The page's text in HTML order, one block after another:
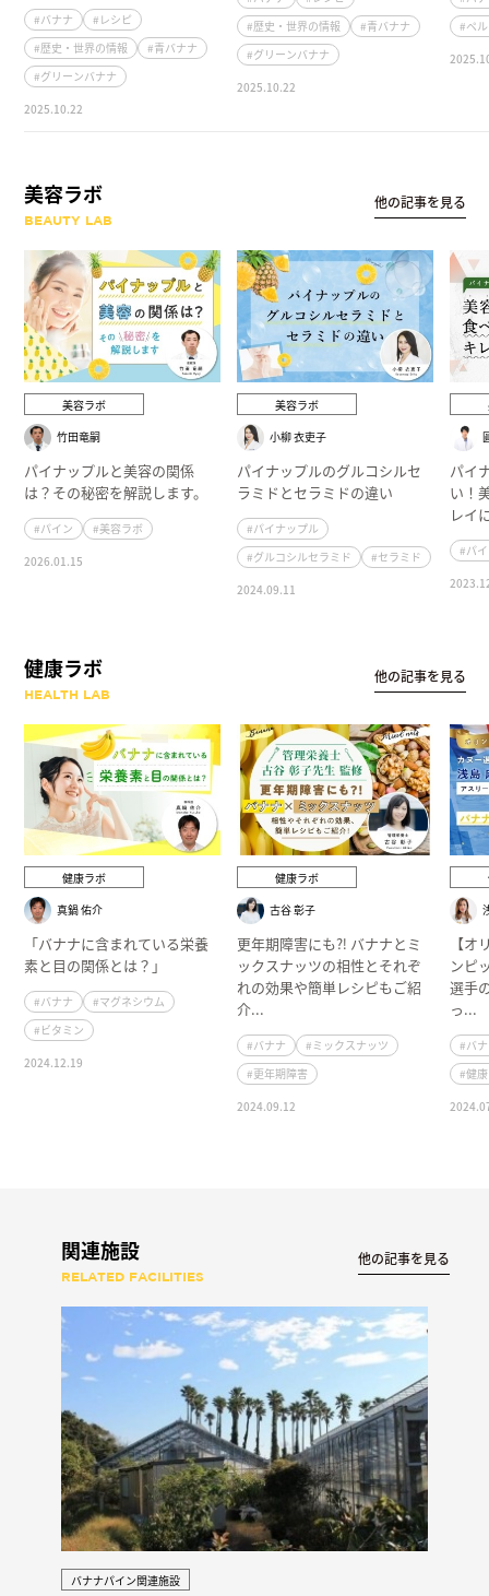
#バナナ
#レシピ
#歴史・世界の情報
#青バナナ
#グリーンバナナ
2025.10.22
#歴史・世界の情報
#青バナナ
#グリーンバナナ
2025.10.22
#ペ
美容ラボ
BEAUTY LAB
他の記事を見る
美容ラボ
竹田竜嗣
パイナップルと美容の関係
は？その秘密を解説します。
#パイン
#美容ラボ
2026.01.15
美容ラボ
小柳 衣吏子
パイナップルのグルコシルセ
ラミドとセラミドの違い
#パイナップル
#グルコシルセラミド
#セラミド
2024.09.11
パイ
い！
レイ
#パ
健康ラボ
HEALTH LAB
他の記事を見る
健康ラボ
真鍋 佑介
「バナナに含まれている栄養
素と目の関係とは？」
#バナナ
#マグネシウム
#ビタミン
2024.12.19
健康ラボ
古谷 彰子
更年期障害にも⁈ バナナとミ
ックスナッツの相性とそれぞ
れの効果や簡単レシピもご紹
介...
#バナナ
#ミックスナッツ
#更年期障害
2024.09.12
【
ンピ
選手
っ...
#バ
#健
関連施設
RELATED FACILITIES
他の記事を見る
バナナパイン関連施設